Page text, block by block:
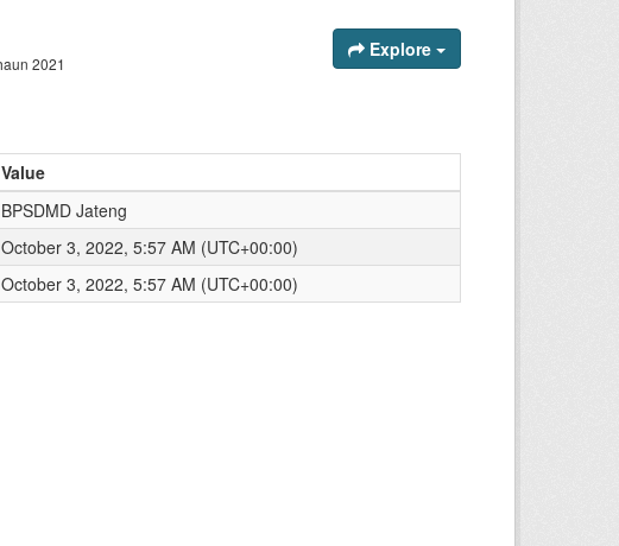
2021
Explore
Value
BPSDMD Jateng
October 3, 2022, 5:57 AM (UTC+00:00)
October 3, 2022, 5:57 AM (UTC+00:00)